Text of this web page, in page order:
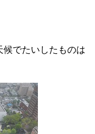
候でたいしたものは